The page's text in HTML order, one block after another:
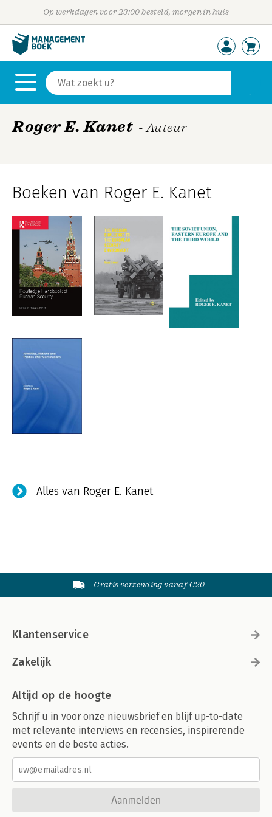
Op werkdagen voor 23:00 besteld, morgen in huis
Roger E. Kanet - Auteur
Boeken van Roger E. Kanet
Alles van Roger E. Kanet
Gratis verzending vanaf €20
Klantenservice
Zakelijk
Altijd op de hoogte
Schrijf u in voor onze nieuwsbrief en blijf up-to-date
met relevante interviews en recensies, inspirerende
events en de beste acties.
Aanmelden